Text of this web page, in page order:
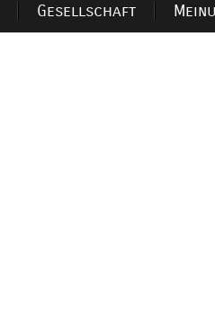
Gesellschaft